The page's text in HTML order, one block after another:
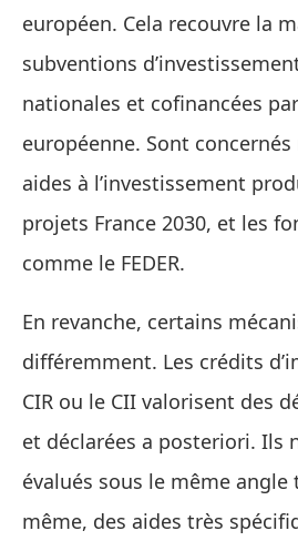
européen. Cela recouvre la
subventions
nationales et cofinancées
européenne. Sont
aides à l’investissement
projets France 2030, et les
comme le FEDER.
En revanche, certains
différemment. Les crédits
CIR ou le CII valorisent des
et déclarées a posteriori. Ils
évalués sous le même angle
même, des aides très